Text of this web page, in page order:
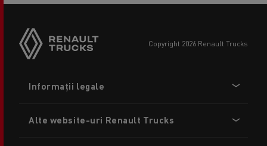
copyright 2026 Renault Trucks
menu
Informații legale
Alte website-uri Renault Trucks